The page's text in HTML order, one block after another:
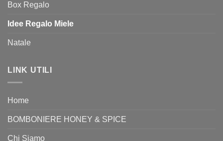
Box Regalo
Idee Regalo Miele
Natale
LINK UTILI
Home
BOMBONIERE HONEY & SPICE
Chi Siamo